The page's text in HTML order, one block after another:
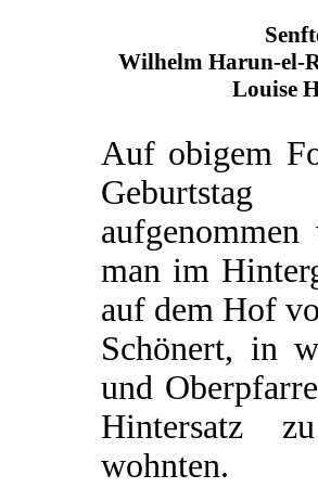
Wilhelm Harun-el-
Louise
Auf obigem
man im
auf dem Hof
Schönert, in
und
Hintersatz
wohnten.